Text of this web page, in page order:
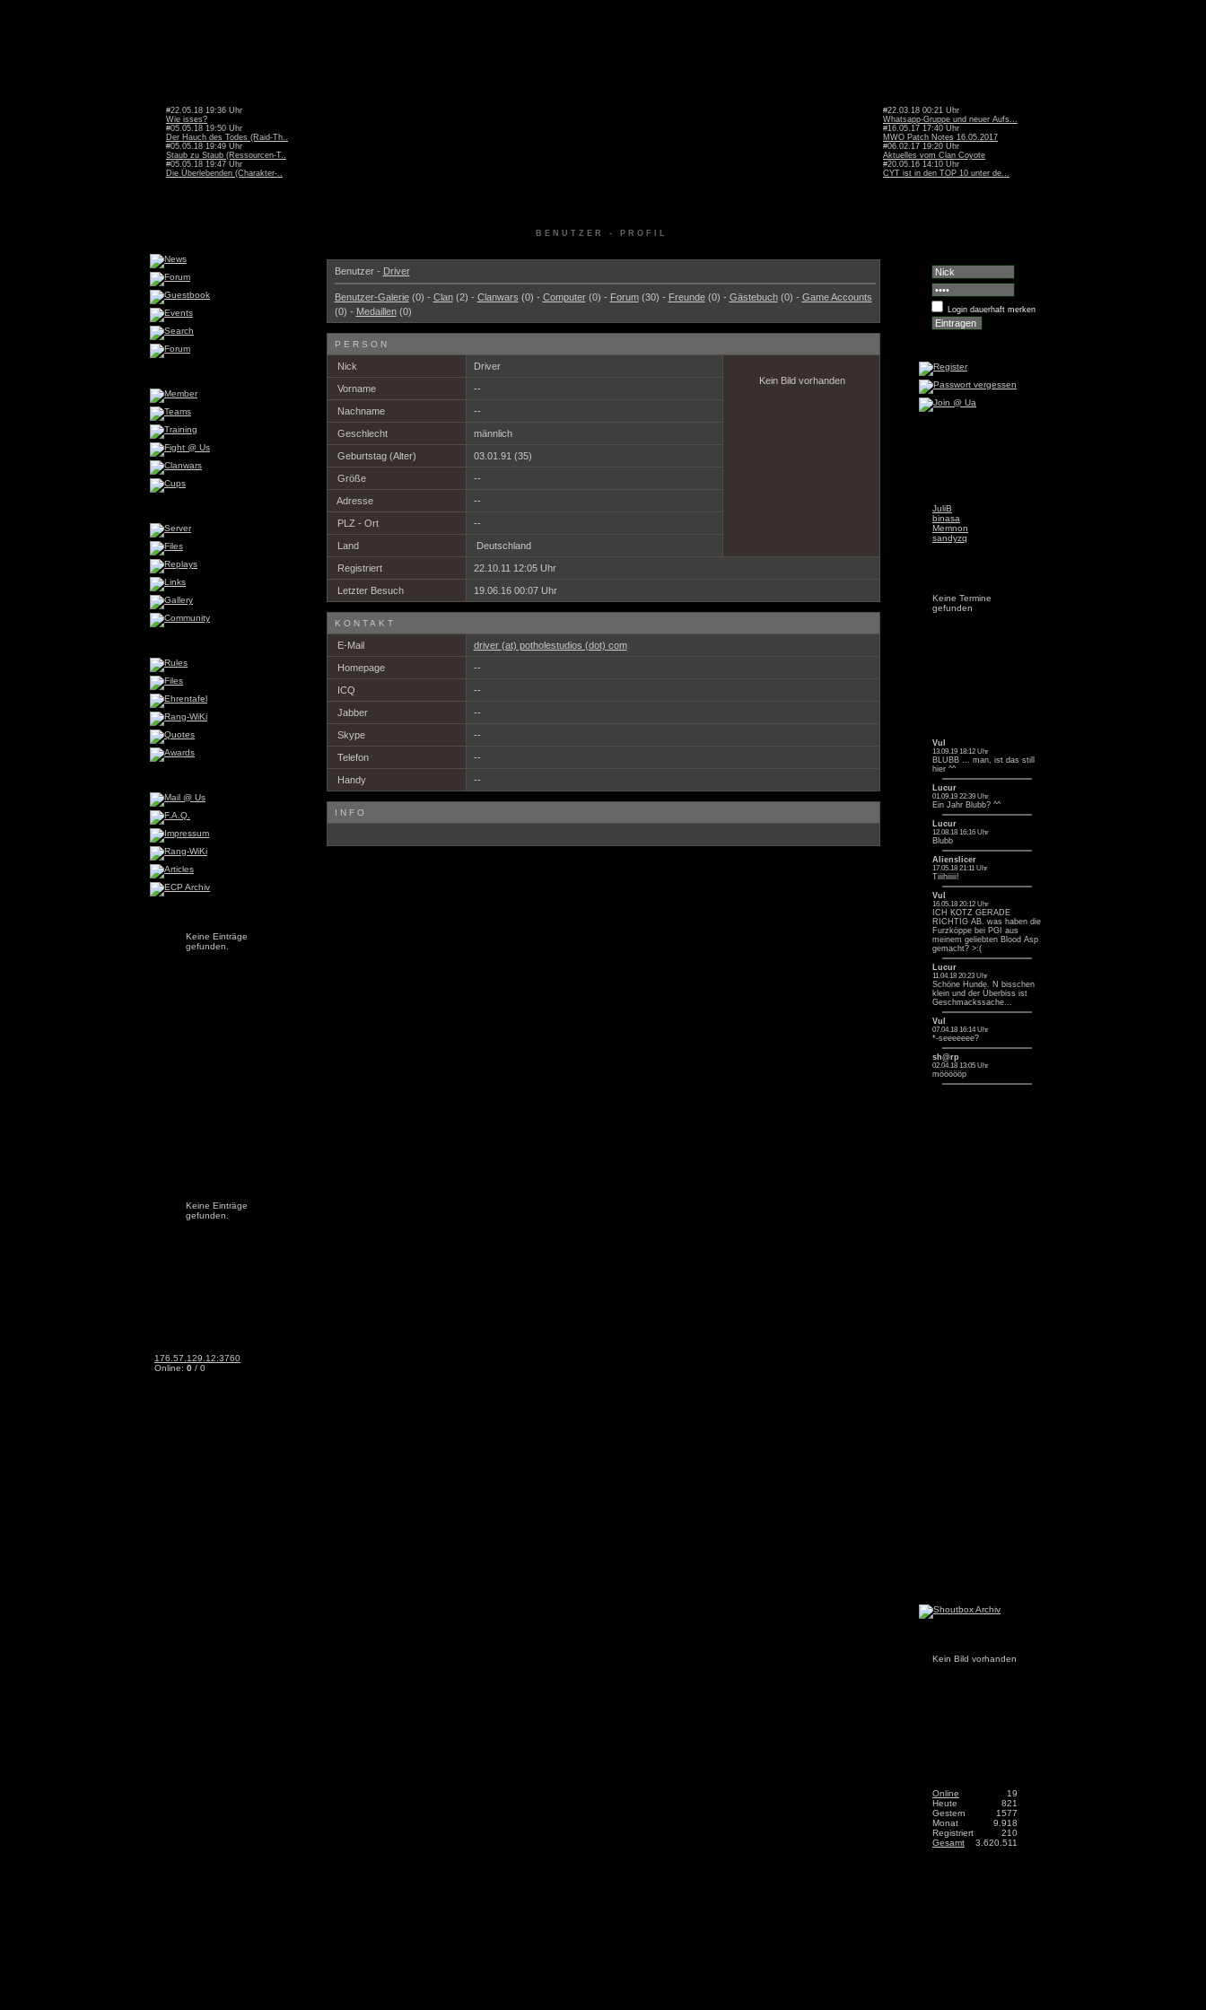
#22.05.18 19:36 Uhr
Wie isses?
#05.05.18 19:50 Uhr
Der Hauch des Todes (Raid-Th..
#05.05.18 19:49 Uhr
Staub zu Staub (Ressourcen-T..
#05.05.18 19:47 Uhr
Die Überlebenden (Charakter-..
#22.03.18 00:21 Uhr
Whatsapp-Gruppe und neuer Aufs...
#16.05.17 17:40 Uhr
MWO Patch Notes 16.05.2017
#06.02.17 19:20 Uhr
Aktuelles vom Clan Coyote
#20.05.16 14:10 Uhr
CYT ist in den TOP 10 unter de...
Keine Einträge
gefunden.
Keine Einträge
gefunden.
176.57.129.12:3760
Online: 0 / 0
BENUTZER - PROFIL
Benutzer - Driver
Benutzer-Galerie(0) - Clan(2) - Clanwars (0) - Computer(0) - Forum(30) - Freunde(0) - Gästebuch(0) - Game Accounts
(0) - Medaillen(0)
PERSON
Nick
Driver
Kein Bild vorhanden
Vorname --
Nachname --
Geschlecht männlich
Geburtstag (Alter) 03.01.91 (35)
Größe --
Adresse --
PLZ - Ort --
Land Deutschland
Registriert 22.10.11 12:05 Uhr
Letzter Besuch 19.06.16 00:07 Uhr
KONTAKT
E-Mail driver (at) potholestudios (dot) com
Homepage --
ICQ --
Jabber --
Skype --
Telefon --
Handy --
INFO
Login dauerhaft merken
JuliB
binasa
Memnon
sandyzq
Keine Termine
gefunden
Vul
13.09.19 18:12 Uhr
BLUBB ... man, ist das still
hier ^^
Lucur
01.09.19 22:39 Uhr
Ein Jahr Blubb? ^^
Lucur
12.08.18 16:16 Uhr
Blubb
Alienslicer
17.05.18 21:11 Uhr
Tiiihiiiii!
Vul
16.05.18 20:12 Uhr
ICH KOTZ GERADE
RICHTIG AB. was haben die
Furzköppe bei PGI aus
meinem geliebten Blood Asp
gemacht? >:(
Lucur
11.04.18 20:23 Uhr
Schöne Hunde. N bisschen
klein und der Überbiss ist
Geschmackssache...
Vul
07.04.18 16:14 Uhr
*-seeeeeee?
sh@rp
02.04.18 13:05 Uhr
möööööp
Kein Bild vorhanden
19
Online
821
Heute
1577
Gestern
9.918
Monat
210
Registriert
3.620.511
Gesamt